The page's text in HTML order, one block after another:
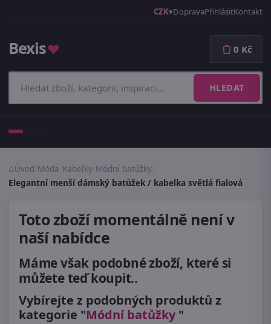
CZK DopravaPřihlásitKontakt
Bexis♥
HLEDAT
0 Kč
Úvod Móda Kabelky Módní batůžky
Elegantní menší dámský batůžek / kabelka světlá fialová
Toto zboží momentálně není v
naší nabídce
Máme však podobné zboží, které si
můžete teď koupit..
Vybírejte z podobných produktů z
kategorie "Módní batůžky "